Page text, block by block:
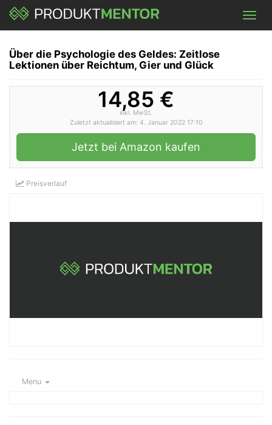
Skip
main
Über die Psychologie des Geldes: Zeitlose
Lektionen über Reichtum, Gier und Glück
14,85 €
inkl. MwSt.
Zuletzt aktualisiert am: 4. Januar 2022 17:10
Jetzt bei Amazon kaufen
Preisverlauf
Menu